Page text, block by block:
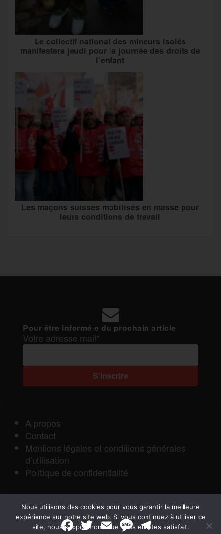
Le collectif national des mineurs isolés
manifestera jeudi pour la journée des droits de
l’enfant
Les maçons suisses mobilisés en masse pour
leurs conditions de travail
Pour être informé·e du prochain article
Votre adresse mail*
A propos
Contact
Mentions légales et conditions générales
d’utilisation
Politique de confidentialité
F
a
T
w
E
m
M
e
T
e
Nous utilisons des cookies pour vous garantir la meilleure
expérience sur notre site web. Si vous continuez à utiliser ce
site, nous supposerons que vous en êtes satisfait.